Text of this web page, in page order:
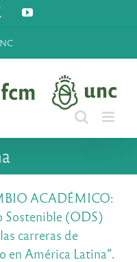
YouTube
ACADÉMICO:
Sostenible (ODS)
carreras de
América Latina”.